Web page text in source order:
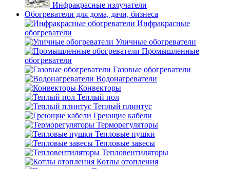
Инфракрасные излучатели
Обогреватели для дома, дачи, бизнеса
Инфракрасные
обогреватели
Уличные обогреватели
Промышленные
обогреватели
Газовые обогреватели
Водонагреватели
Конвекторы
Теплый пол
Теплый плинтус
Греющие кабели
Терморегуляторы
Тепловые пушки
Тепловые завесы
Тепловентиляторы
Котлы отопления